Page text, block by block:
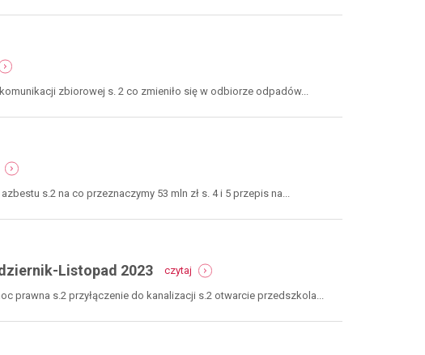
/
zbiorowej s. 2 co zmieniło się w odbiorze odpadów...
numer
s.2 na co przeznaczymy 53 mln zł s. 4 i 5 przepis na...
Listopad 2023 czytaj
numer
32-
34
prawna s.2 przyłączenie do kanalizacji s.2 otwarcie przedszkola...